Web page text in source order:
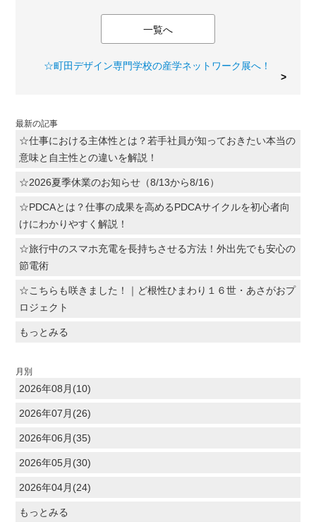
一覧へ
☆町田デザイン専門学校の産学ネットワーク展へ！
最新の記事
☆仕事における主体性とは？若手社員が知っておきたい本当の
意味と自主性との違いを解説！
☆2026夏季休業のお知らせ（8/13から8/16）
☆PDCAとは？仕事の成果を高めるPDCAサイクルを初心者向
けにわかりやすく解説！
☆旅行中のスマホ充電を長持ちさせる方法！外出先でも安心の
節電術
☆こちらも咲きました！｜ど根性ひまわり１６世・あさがおプ
ロジェクト
もっとみる
月別
2026年08月(10)
2026年07月(26)
2026年06月(35)
2026年05月(30)
2026年04月(24)
もっとみる